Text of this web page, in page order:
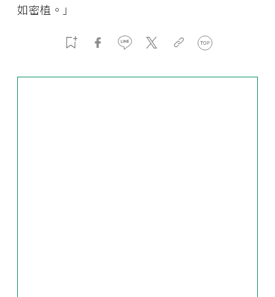
如密植。」